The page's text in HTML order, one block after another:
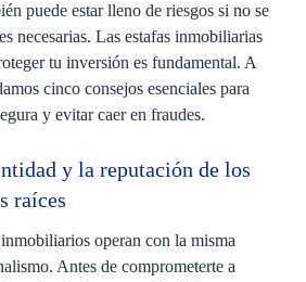
puede estar lleno de riesgos si no se
necesarias. Las estafas inmobiliarias
tu inversión es fundamental. A
cinco consejos esenciales para
y evitar caer en fraudes.
y la reputación de los
raíces
operan con la misma
Antes de comprometerte a